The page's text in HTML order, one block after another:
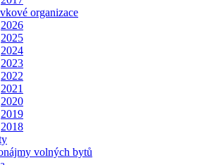
organizace
2026
2025
2024
2023
2022
2021
2020
2019
2018
volných bytů